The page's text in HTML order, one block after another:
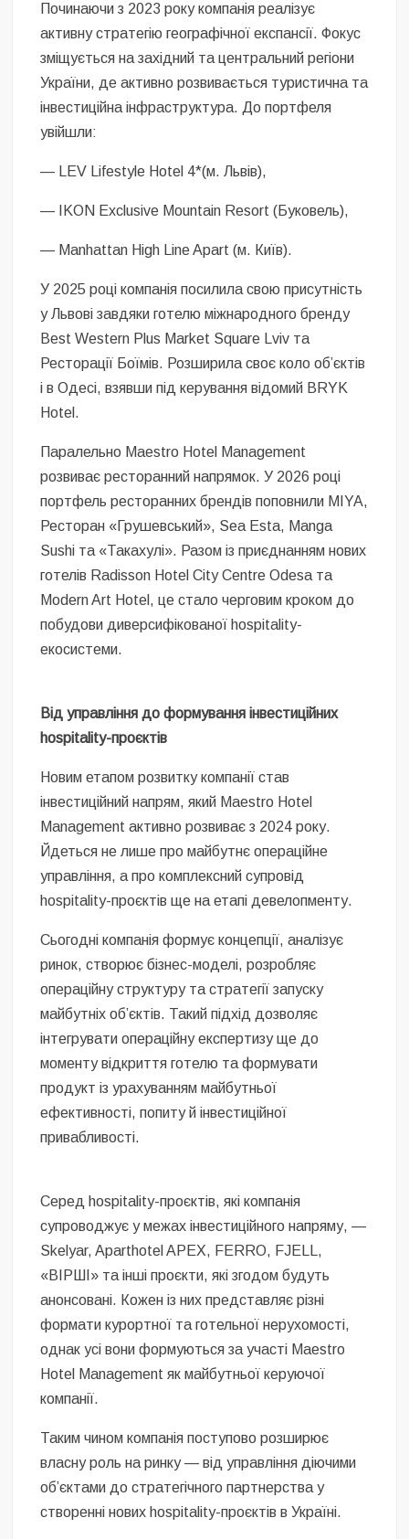
Починаючи з 2023 року компанія реалізує
активну стратегію географічної експансії. Фокус
зміщується на західний та центральний регіони
України, де активно розвивається туристична та
інвестиційна інфраструктура. До портфеля
увійшли:
— LEV Lifestyle Hotel 4*(м. Львів),
— IKON Exclusive Mountain Resort (Буковель),
— Manhattan High Line Apart (м. Київ).
У 2025 році компанія посилила свою присутність
у Львові завдяки готелю міжнародного бренду
Best Western Plus Market Square Lviv та
Ресторації Боїмів. Розширила своє коло об’єктів
і в Одесі, взявши під керування відомий BRYK
Hotel.
Паралельно Maestro Hotel Management
розвиває ресторанний напрямок. У 2026 році
портфель ресторанних брендів поповнили MIYA,
Ресторан «Грушевський», Sea Esta, Manga
Sushi та «Такахулі». Разом із приєднанням нових
готелів Radisson Hotel City Centre Odesa та
Modern Art Hotel, це стало черговим кроком до
побудови диверсифікованої hospitality-
екосистеми.
Від управління до формування інвестиційних
hospitality-проєктів
Новим етапом розвитку компанії став
інвестиційний напрям, який Maestro Hotel
Management активно розвиває з 2024 року.
Йдеться не лише про майбутнє операційне
управління, а про комплексний супровід
hospitality-проєктів ще на етапі девелопменту.
Сьогодні компанія формує концепції, аналізує
ринок, створює бізнес-моделі, розробляє
операційну структуру та стратегії запуску
майбутніх об’єктів. Такий підхід дозволяє
інтегрувати операційну експертизу ще до
моменту відкриття готелю та формувати
продукт із урахуванням майбутньої
ефективності, попиту й інвестиційної
привабливості.
Серед hospitality-проєктів, які компанія
супроводжує у межах інвестиційного напряму, —
Skelyar, Aparthotel APEX, FERRO, FJELL,
«ВІРШІ» та інші проєкти, які згодом будуть
анонсовані. Кожен із них представляє різні
формати курортної та готельної нерухомості,
однак усі вони формуються за участі Maestro
Hotel Management як майбутньої керуючої
компанії.
Таким чином компанія поступово розширює
власну роль на ринку — від управління діючими
об’єктами до стратегічного партнерства у
створенні нових hospitality-проєктів в Україні.